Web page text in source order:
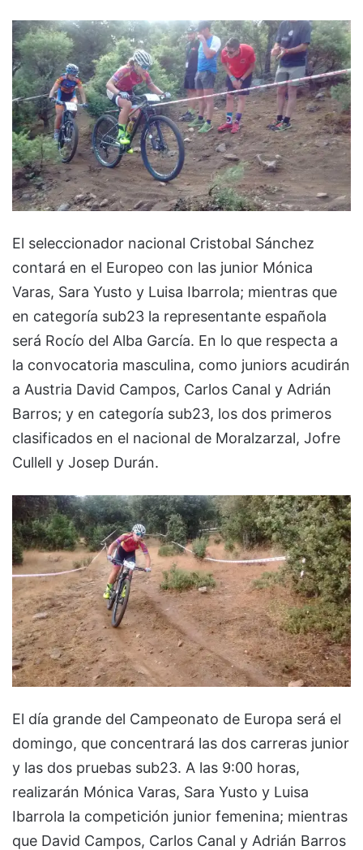
El seleccionador nacional Cristobal Sánchez
contará en el Europeo con las junior Mónica
Varas, Sara Yusto y Luisa Ibarrola; mientras que
en categoría sub23 la representante española
será Rocío del Alba García. En lo que respecta a
la convocatoria masculina, como juniors acudirán
a Austria David Campos, Carlos Canal y Adrián
Barros; y en categoría sub23, los dos primeros
clasificados en el nacional de Moralzarzal, Jofre
Cullell y Josep Durán.
El día grande del Campeonato de Europa será el
domingo, que concentrará las dos carreras junior
y las dos pruebas sub23. A las 9:00 horas,
realizarán Mónica Varas, Sara Yusto y Luisa
Ibarrola la competición junior femenina; mientras
que David Campos, Carlos Canal y Adrián Barros